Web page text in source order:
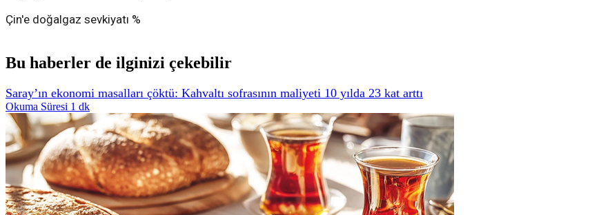
Çin'e doğalgaz sevkiyatı %
Bu haberler de ilginizi çekebilir
Saray’ın ekonomi masalları çöktü: Kahvaltı sofrasının maliyeti 10 yılda 23 kat arttı
Okuma Süresi 1 dk